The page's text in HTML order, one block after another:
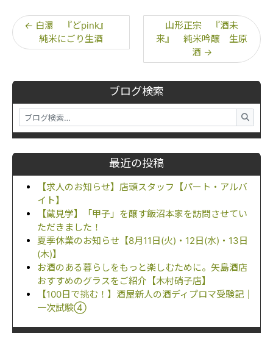
ブログ検索
最近の投稿
【求人のお知らせ】店頭スタッフ【パート・アルバ
イト】
【蔵見学】「甲子」を醸す飯沼本家を訪問させてい
ただきました！
夏季休業のお知らせ【8月11日(火)・12日(水)・13日
(木)】
お酒のある暮らしをもっと楽しむために。矢島酒店
おすすめのグラスをご紹介【木村硝子店】
【100日で挑む！】酒屋新人の酒ディプロマ受験記｜
一次試験④
← 白瀑 『どpink』
純米にごり生酒
山形正宗 『酒未
来』 純米吟醸 生原
酒 →